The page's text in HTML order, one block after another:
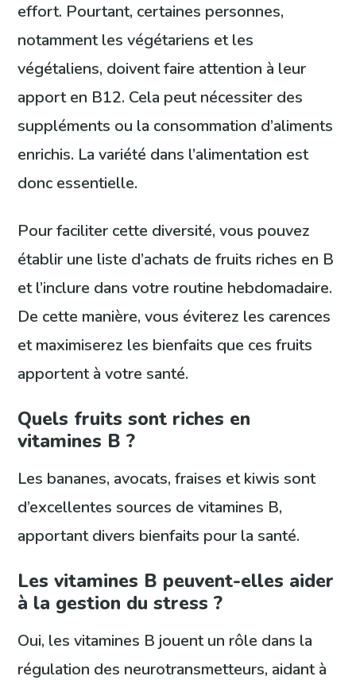
effort. Pourtant, certaines personnes,
notamment les végétariens et les
végétaliens, doivent faire attention à leur
apport en B12. Cela peut nécessiter des
suppléments ou la consommation d’aliments
enrichis. La variété dans l’alimentation est
donc essentielle.
Pour faciliter cette diversité, vous pouvez
établir une liste d’achats de fruits riches en B
et l’inclure dans votre routine hebdomadaire.
De cette manière, vous éviterez les carences
et maximiserez les bienfaits que ces fruits
apportent à votre santé.
Quels fruits sont riches en
vitamines B ?
Les bananes, avocats, fraises et kiwis sont
d’excellentes sources de vitamines B,
apportant divers bienfaits pour la santé.
Les vitamines B peuvent-elles aider
à la gestion du stress ?
Oui, les vitamines B jouent un rôle dans la
régulation des neurotransmetteurs, aidant à